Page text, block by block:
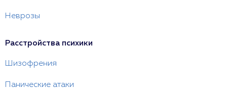
Неврозы
Расстройства психики
Шизофрения
Панические атаки